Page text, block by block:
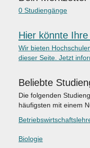
0 Studiengänge
Hier könnte
Wir bieten
dieser Seite. Jetzt
Beliebte
Die folgenden
häufigsten mit einem
Biologie